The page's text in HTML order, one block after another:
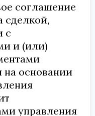
соглашение
сделкой,
с
и (или)
на основании
управления